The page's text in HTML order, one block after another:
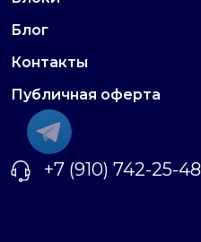
Блог
Контакты
Публичная оферта
+7 (910) 742-25-48